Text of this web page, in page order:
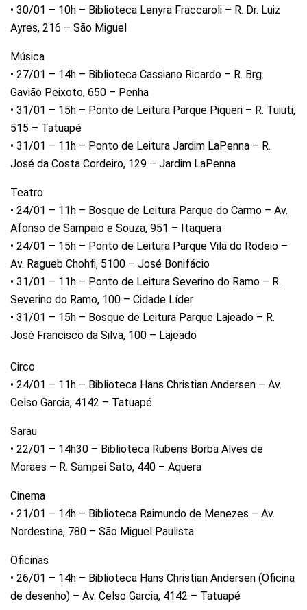
• 30/01 – 10h – Biblioteca Lenyra Fraccaroli – R. Dr. Luiz
Ayres, 216 – São Miguel
Música
• 27/01 – 14h – Biblioteca Cassiano Ricardo – R. Brg.
Gavião Peixoto, 650 – Penha
• 31/01 – 15h – Ponto de Leitura Parque Piqueri – R. Tuiuti,
515 – Tatuapé
• 31/01 – 11h – Ponto de Leitura Jardim LaPenna – R.
José da Costa Cordeiro, 129 – Jardim LaPenna
Teatro
• 24/01 – 11h – Bosque de Leitura Parque do Carmo – Av.
Afonso de Sampaio e Souza, 951 – Itaquera
• 24/01 – 15h – Ponto de Leitura Parque Vila do Rodeio –
Av. Ragueb Chohfi, 5100 – José Bonifácio
• 31/01 – 11h – Ponto de Leitura Severino do Ramo – R.
Severino do Ramo, 100 – Cidade Líder
• 31/01 – 15h – Bosque de Leitura Parque Lajeado – R.
José Francisco da Silva, 100 – Lajeado
Circo
• 24/01 – 11h – Biblioteca Hans Christian Andersen – Av.
Celso Garcia, 4142 – Tatuapé
Sarau
• 22/01 – 14h30 – Biblioteca Rubens Borba Alves de
Moraes – R. Sampei Sato, 440 – Aquera
Cinema
• 21/01 – 14h – Biblioteca Raimundo de Menezes – Av.
Nordestina, 780 – São Miguel Paulista
Oficinas
• 26/01 – 14h – Biblioteca Hans Christian Andersen (Oficina
de desenho) – Av. Celso Garcia, 4142 – Tatuapé